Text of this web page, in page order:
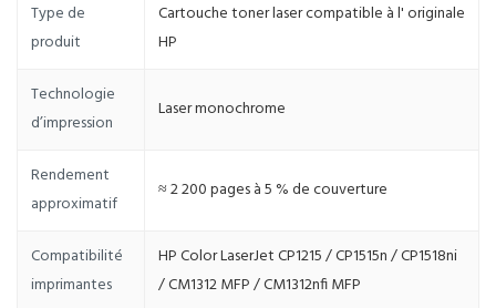
Type de
produit
Cartouche toner laser compatible à l' originale
HP
Technologie
d’impression
Laser monochrome
Rendement
approximatif
≈ 2 200 pages à 5 % de couverture
Compatibilité
imprimantes
HP Color LaserJet CP1215 / CP1515n / CP1518ni
/ CM1312 MFP / CM1312nfi MFP